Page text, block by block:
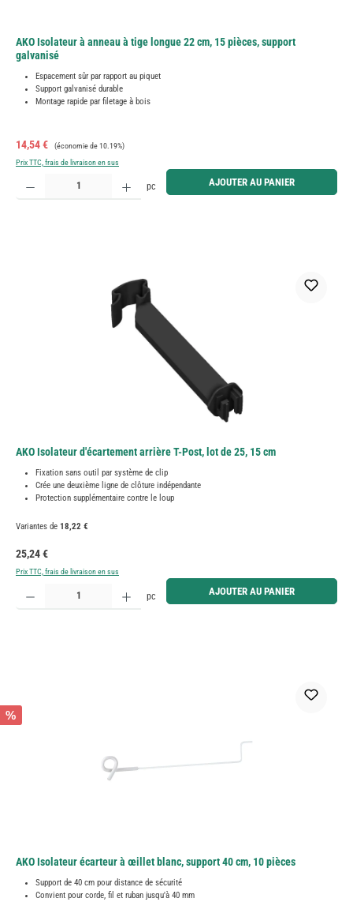
AKO Isolateur à anneau à tige longue 22 cm, 15 pièces, support
galvanisé
Espacement sûr par rapport au piquet
Support galvanisé durable
Montage rapide par filetage à bois
Prix de vente :
14,54 € Prix régulier :
(économie de 10.19%)
Prix TTC, frais de livraison en sus
Quantité de produit : Entrez la quantité souhaitée ou utilisez les boutons pour augmenter ou
pc AJOUTER AU PANIER
AKO Isolateur d'écartement arrière T-Post, lot de 25, 15 cm
Fixation sans outil par système de clip
Crée une deuxième ligne de clôture indépendante
Protection supplémentaire contre le loup
Variantes de 18,22 €
Prix régulier :
25,24 €
Prix TTC, frais de livraison en sus
Quantité de produit : Entrez la quantité souhaitée ou utilisez les boutons pour augmenter ou
pc AJOUTER AU PANIER
%
AKO Isolateur écarteur à œillet blanc, support 40 cm, 10 pièces
Support de 40 cm pour distance de sécurité
Convient pour corde, fil et ruban jusqu'à 40 mm